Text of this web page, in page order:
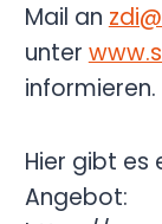
Mail an
unter
informieren.
Hier gibt es
Angebot: